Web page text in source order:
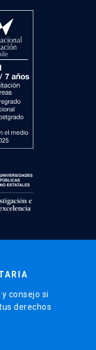
consejo si
derechos